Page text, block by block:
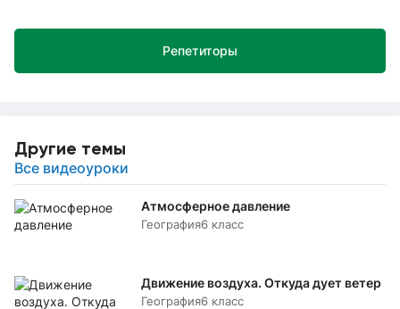
Другие темы
Все видеоуроки
Атмосферное давление
География6 класс
Движение воздуха. Откуда дует ветер
География6 класс
Репетиторы